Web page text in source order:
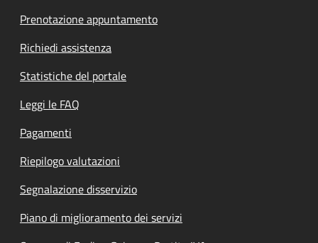
Prenotazione appuntamento
Richiedi assistenza
Statistiche del portale
Leggi le FAQ
Pagamenti
Riepilogo valutazioni
Segnalazione disservizio
Piano di miglioramento dei servizi